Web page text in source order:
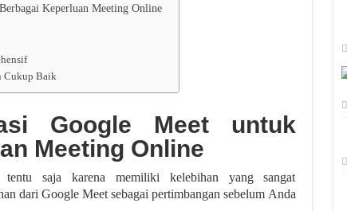
Keperluan Meeting Online
Cukup Baik
Google Meet untuk
Meeting Online
tentu saja karena memiliki kelebihan yang sangat
dari Google Meet sebagai pertimbangan sebelum Anda